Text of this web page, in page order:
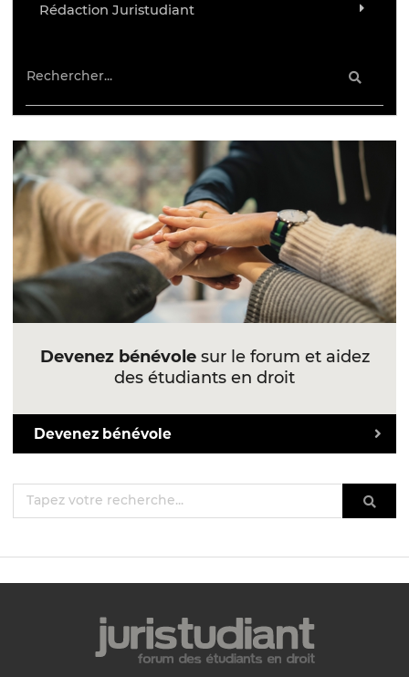
Rédaction Juristudiant
Devenez bénévolesur le forum et aidez
des étudiants en droit
Devenez bénévole